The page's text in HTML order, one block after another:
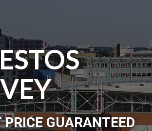
PRICE GUARANTEED